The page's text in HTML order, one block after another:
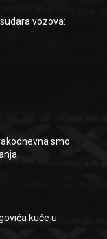
vozova:
smo
kuće u